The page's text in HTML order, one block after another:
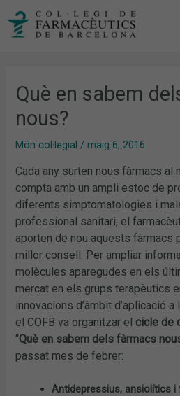
Què en sabem
nous?
Món col·legial /maig 6, 2016
Cada any surten nous fàrmacs al
compta amb un ampli estoc de
diferents simptomatologies i
professional sanitari, el
aporten de nou aquests fàrmacs
millor consell. Per ampliar
molècules aparegudes en els
mercat en els grups terapèutics
innovacions d’àmbit d’aplicació
el COFB va organitzar el cicle de
“Què en sabem dels fàrmacs
passat mes de febrer:
Antidepressius, ansiolítics i